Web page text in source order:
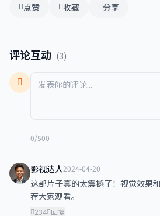
点赞 收藏 分享
评论互动 (3)
0/500
影视达人2024-04-20
这部片子真的太震撼了！视觉效果
荐大家观看。
234 回复